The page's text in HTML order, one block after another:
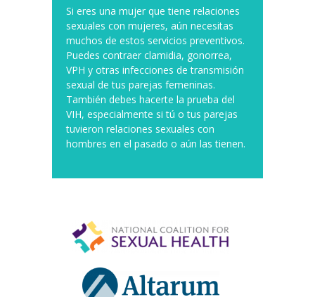
Si eres una mujer que tiene relaciones
sexuales con mujeres, aún necesitas
muchos de estos servicios preventivos.
Puedes contraer clamidia, gonorrea,
VPH y otras infecciones de transmisión
sexual de tus parejas femeninas.
También debes hacerte la prueba del
VIH, especialmente si tú o tus parejas
tuvieron relaciones sexuales con
hombres en el pasado o aún las tienen.